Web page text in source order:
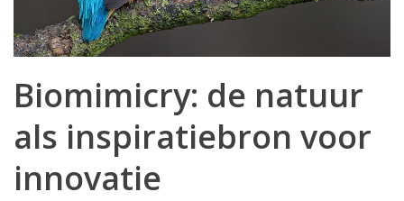
Biomimicry: de natuur
als inspiratiebron voor
innovatie